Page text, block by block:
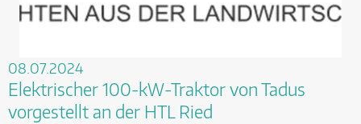
08.07.2024
Elektrischer 100-kW-Traktor von Tadus
vorgestellt an der HTL Ried